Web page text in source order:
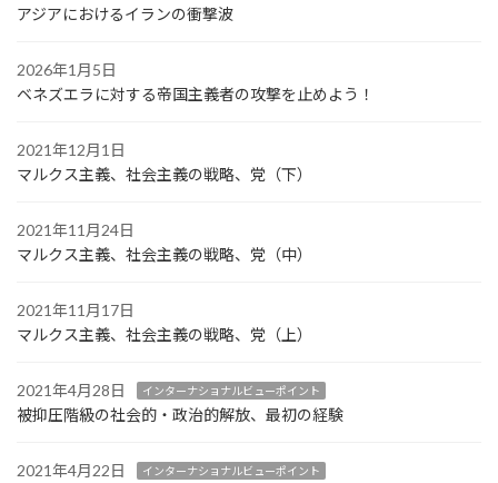
アジアにおけるイランの衝撃波
2026年1月5日
ベネズエラに対する帝国主義者の攻撃を止めよう！
2021年12月1日
マルクス主義、社会主義の戦略、党（下）
2021年11月24日
マルクス主義、社会主義の戦略、党（中）
2021年11月17日
マルクス主義、社会主義の戦略、党（上）
2021年4月28日 インターナショナルビューポイント
被抑圧階級の社会的・政治的解放、最初の経験
2021年4月22日 インターナショナルビューポイント